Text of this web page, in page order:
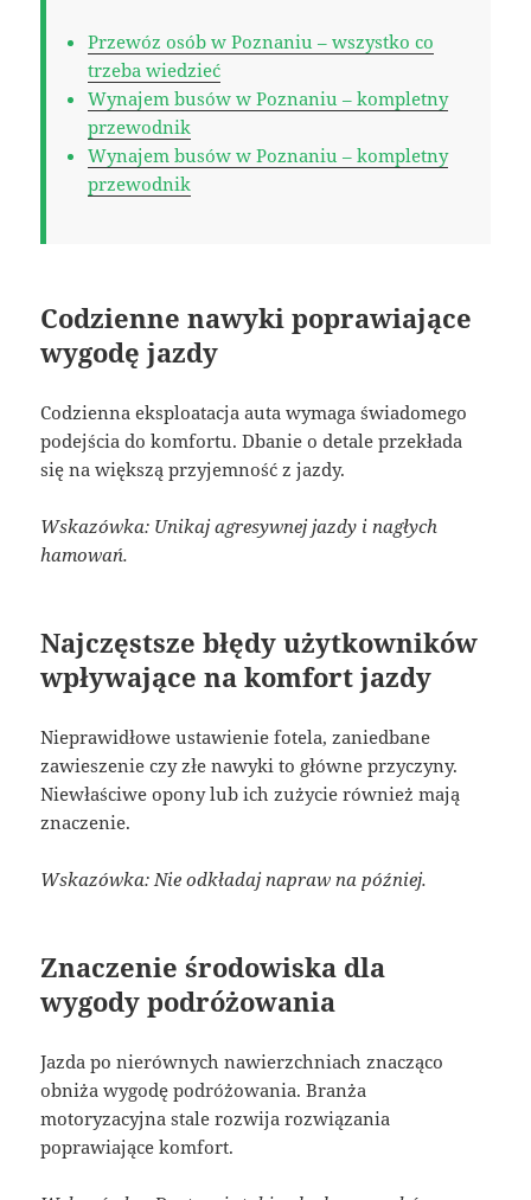
Przewóz osób w Poznaniu – wszystko co
trzeba wiedzieć
Wynajem busów w Poznaniu – kompletny
przewodnik
Wynajem busów w Poznaniu – kompletny
przewodnik
Codzienne nawyki poprawiające
wygodę jazdy
Codzienna eksploatacja auta wymaga świadomego
podejścia do komfortu. Dbanie o detale przekłada
się na większą przyjemność z jazdy.
Wskazówka: Unikaj agresywnej jazdy i nagłych
hamowań.
Najczęstsze błędy użytkowników
wpływające na komfort jazdy
Nieprawidłowe ustawienie fotela, zaniedbane
zawieszenie czy złe nawyki to główne przyczyny.
Niewłaściwe opony lub ich zużycie również mają
znaczenie.
Wskazówka: Nie odkładaj napraw na później.
Znaczenie środowiska dla
wygody podróżowania
Jazda po nierównych nawierzchniach znacząco
obniża wygodę podróżowania. Branża
motoryzacyjna stale rozwija rozwiązania
poprawiające komfort.